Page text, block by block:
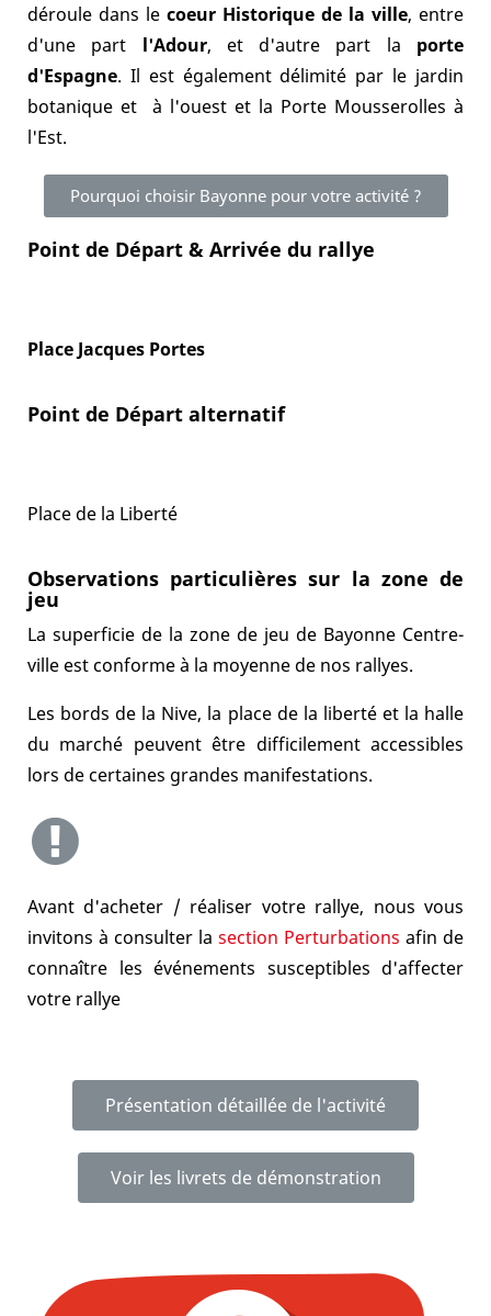
déroule dans le coeur Historique de la ville, entre
d'une part l'Adour, et d'autre part la porte
d'Espagne. Il est également délimité par le jardin
botanique et à l'ouest et la Porte Mousserolles à
l'Est.
Pourquoi choisir Bayonne pour votre activité ?
Point de Départ & Arrivée du rallye
Place Jacques Portes
Point de Départ alternatif
Place de la Liberté
Observations particulières sur la zone de
jeu
La superficie de la zone de jeu de Bayonne Centre-
ville est conforme à la moyenne de nos rallyes.
Les bords de la Nive, la place de la liberté et la halle
du marché peuvent être difficilement accessibles
lors de certaines grandes manifestations.
Avant d'acheter / réaliser votre rallye, nous vous
invitons à consulter la section Perturbations afin de
connaître les événements susceptibles d'affecter
votre rallye
Présentation détaillée de l'activité
Voir les livrets de démonstration